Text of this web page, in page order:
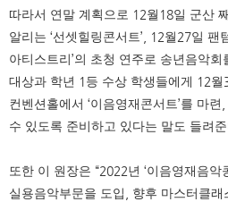
따라서 연말 계획으로 12월 18일 군산
알리는 ‘선셋힐링콘서트’, 12월27일 팬
아티스트리’의 초청 연주로 송년음악회
대상과 학년 1등 수상 학생들에게 12월
컨벤션홀에서 ‘이음영재콘서트’를 마련
수 있도록 준비하고 있다는 말도 들려
또한 이 원장은 “2022년 ‘이음영재음악
실용음악부문을 도입
향후 마스터클래